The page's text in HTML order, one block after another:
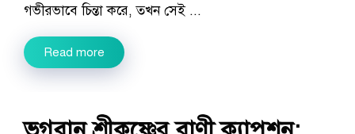
গভীরভাবে চিন্তা করে, তখন সেই ...
Read more